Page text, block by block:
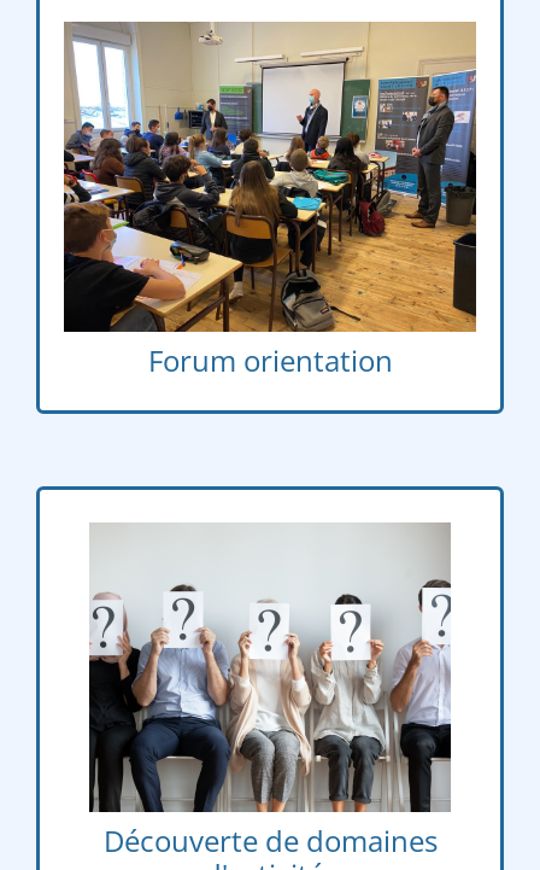
Forum orientation
Rencontre avec des chefs d’établissement de
plusieurs lycée généraux, professionnels et
technologiques qui viennent présenter les
parcours possibles
Découverte de domaines
Lors de journées dédiées à l’orientation, des
intervenants viennent témoigner de
parcours, faire découvrir des domaines
d’activités.